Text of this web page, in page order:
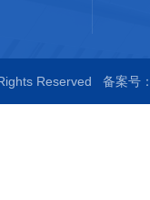
Reserved 备案号